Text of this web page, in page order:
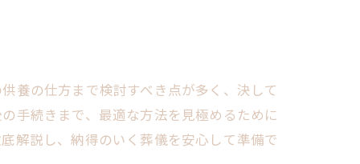
養の仕方まで検討すべき点が多く、決して
手続きまで、最適な方法を見極めるために
解説し、納得のいく葬儀を安心して準備で